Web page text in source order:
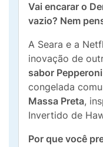
Vai encarar o
vazio? Nem
A Seara e a
inovação de
sabor Pepperoni
congelada
Massa Preta,
Invertido de
Por que você